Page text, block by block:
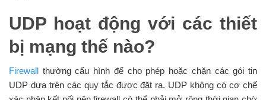
UDP hoạt động với các thiết
bị mạng thế nào?
Firewall
thường cấu hình để cho phép hoặc chặn các gói tin
UDP dựa trên các quy tắc được đặt ra. UDP không có cơ chế